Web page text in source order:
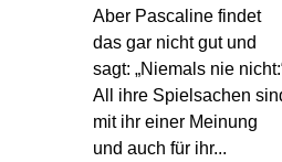
Aber Pascaline findet
das gar nicht gut und
sagt: „Niemals nie
All ihre Spielsachen
mit ihr einer Meinung
und auch für ihr...